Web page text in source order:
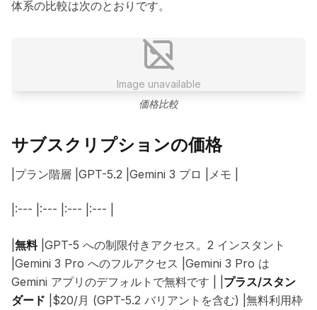
体系の比較は次のとおりです。
Image unavailable
価格比較
サブスクリプションの価格
|プラン階層 |GPT-5.2 |Gemini 3 プロ |メモ |
|:--- |:--- |:--- |:--- |
無料|GPT-5 への制限付きアクセス。2 インスタント
|Gemini 3 Pro へのフルアクセス |Gemini 3 Pro は
Gemini アプリのデフォルトで無料です | | プラス/スタン
ダード |$20/月 (GPT-5.2 バリアントを含む) |無料利用枠